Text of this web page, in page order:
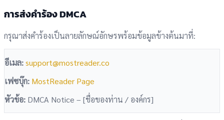
การส่งคำร้อง DMCA
กรุณาส่งคำร้องเป็นลายลักษณ์อักษรพร้อมข้อมูลข้างต้นมาที่:
อีเมล:support@mostreader.co
เฟซบุ๊ก: MostReader Page
หัวข้อ: DMCA Notice – [ชื่อของท่าน / องค์กร]